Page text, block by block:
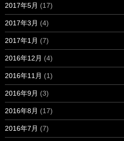
2017年5月 (17)
2017年3月 (4)
2017年1月 (7)
2016年12月 (4)
2016年11月 (1)
2016年9月 (3)
2016年8月 (17)
2016年7月 (7)